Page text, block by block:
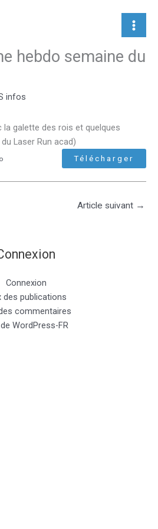
hebdo semaine du
infos
galette des rois et quelques
Laser Run acad)
Télécharger
Article suivant →
Connexion
des publications
commentaires
WordPress-FR